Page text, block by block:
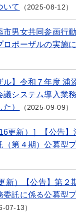
いて
2025-08-12
市男女共同参画行
ポーザルの実施
ル】令和７年度 浦
議システム導入業
）
2025-09-09
更新）］【公告
（第４期）公募型
新）【公告】第２
委託に係る公募型
07-13